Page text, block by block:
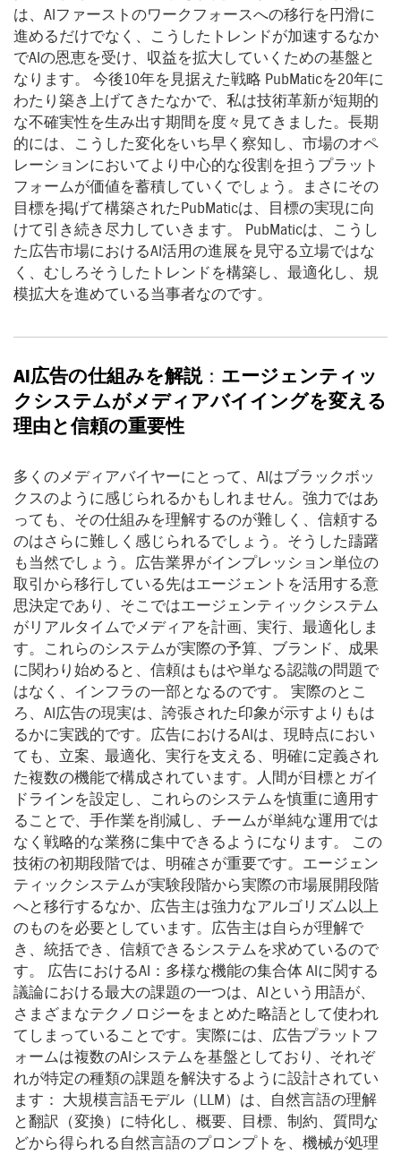
は、AIファーストのワークフォースへの移行を円滑に
進めるだけでなく、こうしたトレンドが加速するなか
でAIの恩恵を受け、収益を拡大していくための基盤と
なります。 今後10年を見据えた戦略 PubMaticを20年に
わたり築き上げてきたなかで、私は技術革新が短期的
な不確実性を生み出す期間を度々見てきました。長期
的には、こうした変化をいち早く察知し、市場のオペ
レーションにおいてより中心的な役割を担うプラット
フォームが価値を蓄積していくでしょう。まさにその
目標を掲げて構築されたPubMaticは、目標の実現に向
けて引き続き尽力していきます。 PubMaticは、こうし
た広告市場におけるAI活用の進展を見守る立場ではな
く、むしろそうしたトレンドを構築し、最適化し、規
模拡大を進めている当事者なのです。
AI広告の仕組みを解説： エージェンティッ
クシステムがメディアバイイングを変える
理由と信頼の重要性
多くのメディアバイヤーにとって、AIはブラックボッ
クスのように感じられるかもしれません。強力ではあ
っても、その仕組みを理解するのが難しく、信頼する
のはさらに難しく感じられるでしょう。そうした躊躇
も当然でしょう。広告業界がインプレッション単位の
取引から移行している先はエージェントを活用する意
思決定であり、そこではエージェンティックシステム
がリアルタイムでメディアを計画、実行、最適化しま
す。これらのシステムが実際の予算、ブランド、成果
に関わり始めると、信頼はもはや単なる認識の問題で
はなく、インフラの一部となるのです。 実際のとこ
ろ、AI広告の現実は、誇張された印象が示すよりもは
るかに実践的です。広告におけるAIは、現時点におい
ても、立案、最適化、実行を支える、明確に定義され
た複数の機能で構成されています。人間が目標とガイ
ドラインを設定し、これらのシステムを慎重に適用す
ることで、手作業を削減し、チームが単純な運用では
なく戦略的な業務に集中できるようになります。 この
技術の初期段階では、明確さが重要です。エージェン
ティックシステムが実験段階から実際の市場展開段階
へと移行するなか、広告主は強力なアルゴリズム以上
のものを必要としています。広告主は自らが理解で
き、統括でき、信頼できるシステムを求めているので
す。 広告におけるAI：多様な機能の集合体 AIに関する
議論における最大の課題の一つは、AIという用語が、
さまざまなテクノロジーをまとめた略語として使われ
てしまっていることです。実際には、広告プラットフ
ォームは複数のAIシステムを基盤としており、それぞ
れが特定の種類の課題を解決するように設計されてい
ます： 大規模言語モデル（LLM）は、自然言語の理解
と翻訳（変換）に特化し、概要、目標、制約、質問な
どから得られる自然言語のプロンプトを、機械が処理